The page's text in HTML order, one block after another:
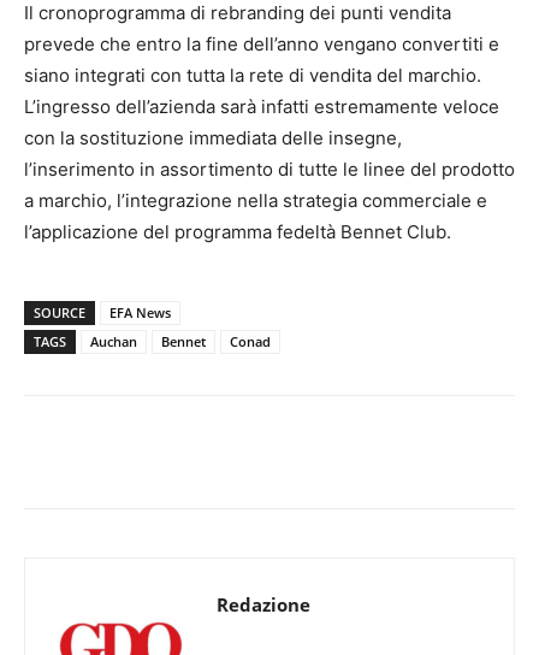
Il cronoprogramma di rebranding dei punti vendita
prevede che entro la fine dell’anno vengano convertiti e
siano integrati con tutta la rete di vendita del marchio.
L’ingresso dell’azienda sarà infatti estremamente veloce
con la sostituzione immediata delle insegne,
l’inserimento in assortimento di tutte le linee del prodotto
a marchio, l’integrazione nella strategia commerciale e
l’applicazione del programma fedeltà Bennet Club.
SOURCE
EFA News
TAGS
Auchan Bennet Conad
Redazione